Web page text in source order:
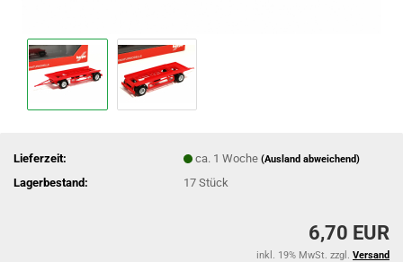
Lieferzeit: ca. 1 Woche(Ausland abweichend)
Lagerbestand: 17Stück
6,70 EUR
inkl. 19% MwSt. zzgl. Versand